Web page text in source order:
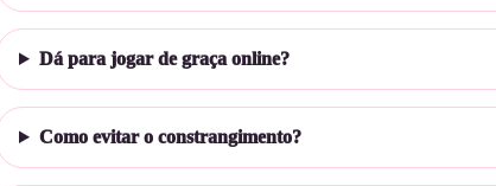
Dá para jogar de graça online?
Como evitar o constrangimento?